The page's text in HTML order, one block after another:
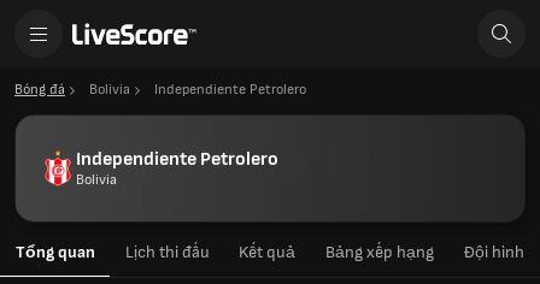
Bóng đá Bolivia Independiente Petrolero
Independiente Petrolero
Bolivia
Tổng quan Lịch thi đấu Kết quả Bảng xếp hạng Đội hình